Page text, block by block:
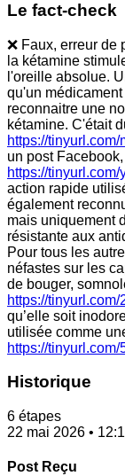
Le fact-check
❌ Faux, erreur de
la kétamine
l'oreille absolue.
qu'un médicament
reconnaitre une
kétamine. C'était
https://tinyurl.com/
un post
https://
action rapide
également
mais uniquement
résistante aux
Pour tous les
néfastes sur les
de bouger,
https://tinyurl.com/
qu’elle soit
utilisée comme
https://tinyurl.com/
Historique
6 étapes
22 mai 2026 •
Post Reçu